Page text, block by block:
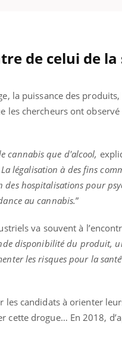
de celui de
la puissance des produits,
les chercheurs ont observé
cannabis que d'alcool,
La légalisation à des fins
hospitalisations pour
au cannabis.”
va souvent à
disponibilité du produit,
les risques pour la santé
les candidats à orienter
drogue… En 2018,